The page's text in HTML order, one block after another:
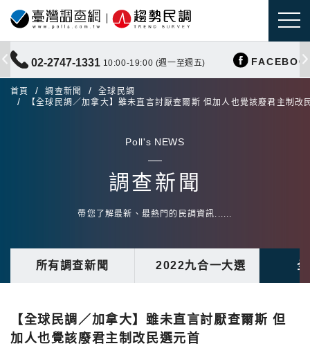
02-2747-1331 10:00-19:00 (週一至週五)
首頁 調查新聞
全球民調
【全球民調／加拿大】雖未直言討厭查爾斯 但加人也覺該廢君主制改
Poll's NEWS
調查新聞
帶您了解最新、最熱門的民調資訊......
所有調查新聞 2022九合一大選
【全球民調／加拿大】雖未直言討厭查爾斯 但
加人也覺該廢君主制改民選元首